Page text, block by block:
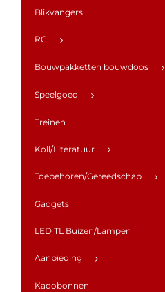
Blikvangers
RC
Bouwpakketten bouwdoos
Speelgoed
Treinen
Koll/Literatuur
Toebehoren/Gereedschap
Gadgets
LED TL Buizen/Lampen
Aanbieding
Kadobonnen